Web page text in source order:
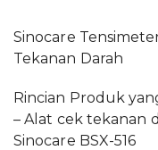
Sinocare
Tekanan Darah
Rincian Produk
– Alat cek tekanan
Sinocare BSX-516